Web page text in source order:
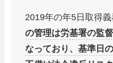
2019年の年5日取得義
の管理は労基署の監
なっており、基準日